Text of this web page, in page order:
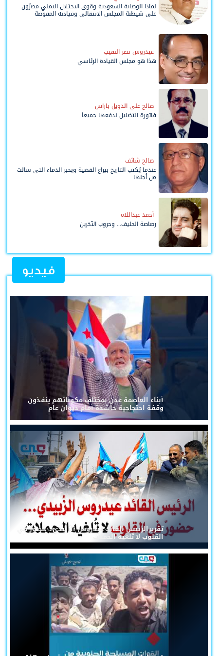
لماذا الوصاية السعودية وقوى الاحتلال اليمني مصرّون
على شيطنة المجلس الانتقالي وقيادته المفوضة
عيدروس نصر النقيب
هذا هو مجلس القيادة الرئاسي
صالح علي الدويل باراس
فاتورة التضليل ندفعها جميعاً
صالح شائف
عندما يُكتب التاريخ بيراع القضية وبحبر الدماء التي سالت
من أجلها
أحمد عبداللاه
رصاصة الحليف... وحروب الآخرين
فيديو
أبناء العاصمة عدن بمختلف مكوناتهم ينفذون
وقفة احتجاجية حاشدة أمام ديوان عام
تقريرالرئيس القائد عيدروس الزُبيدي... حضورٌ في
القلوب لا تُلغيه الحملات